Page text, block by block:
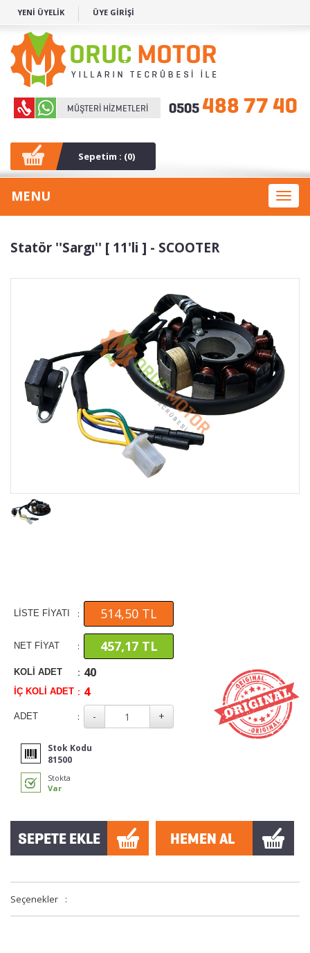
YENİ ÜYELİK ÜYE GİRİŞİ
Sepetim : (0)
Toggle
MENU
Statör ''Sargı'' [ 11'li ] - SCOOTER
LİSTE FİYATI : 514,50 TL
NET FİYAT : 457,17 TL
KOLİ ADET : 40
İÇ KOLİ ADET : 4
ADET :
Stok Kodu
81500
Stokta
Var
Seçenekler :